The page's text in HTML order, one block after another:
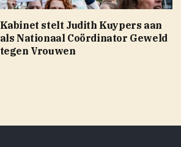
Kabinet stelt Judith Kuypers aan
als Nationaal Coördinator Geweld
tegen Vrouwen